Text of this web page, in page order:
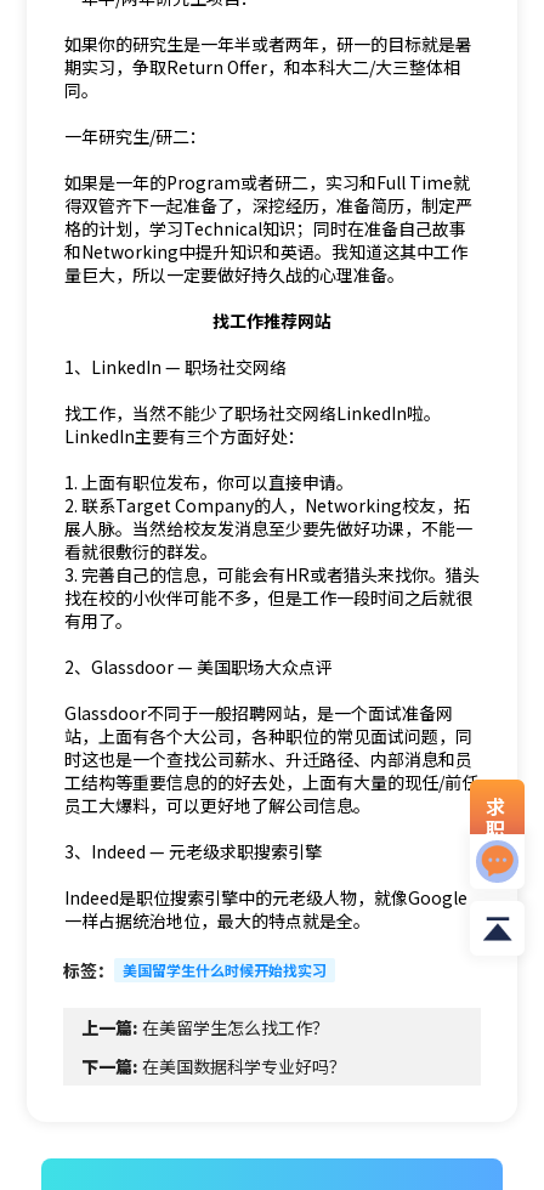
如果你的研究生是一年半或者两年，研一的目标就是暑
期实习，争取Return Offer，和本科大二/大三整体相
同。
一年研究生/研二：
如果是一年的Program或者研二，实习和Full Time就
得双管齐下一起准备了，深挖经历，准备简历，制定严
格的计划，学习Technical知识；同时在准备自己故事
和Networking中提升知识和英语。我知道这其中工作
量巨大，所以一定要做好持久战的心理准备。
找工作推荐网站
1、LinkedIn — 职场社交网络
找工作，当然不能少了职场社交网络LinkedIn啦。
LinkedIn主要有三个方面好处：
1. 上面有职位发布，你可以直接申请。
2. 联系Target Company的人，Networking校友，拓
展人脉。当然给校友发消息至少要先做好功课，不能一
看就很敷衍的群发。
3. 完善自己的信息，可能会有HR或者猎头来找你。猎头
找在校的小伙伴可能不多，但是工作一段时间之后就很
有用了。
2、Glassdoor — 美国职场大众点评
Glassdoor不同于一般招聘网站，是一个面试准备网
站，上面有各个大公司，各种职位的常见面试问题，同
时这也是一个查找公司薪水、升迁路径、内部消息和员
工结构等重要信息的的好去处，上面有大量的现任/前任
员工大爆料，可以更好地了解公司信息。
3、Indeed — 元老级求职搜索引擎
Indeed是职位搜索引擎中的元老级人物，就像Google
一样占据统治地位，最大的特点就是全。
标签： 美国留学生什么时候开始找实习
上一篇:在美留学生怎么找工作？
下一篇:在美国数据科学专业好吗？
求
职
资
料